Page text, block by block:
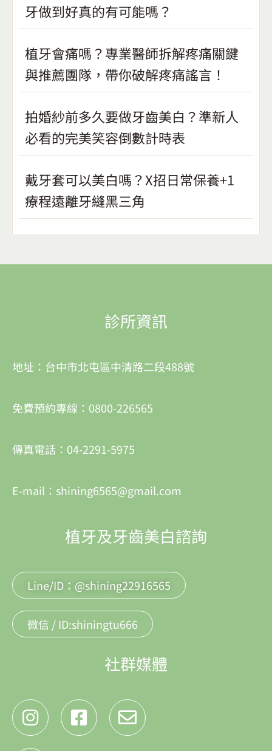
牙做到好真的有可能嗎？
植牙會痛嗎？專業醫師拆解疼痛關鍵
與推薦團隊，帶你破解疼痛謠言！
拍婚紗前多久要做牙齒美白？準新人
必看的完美笑容倒數計時表
戴牙套可以美白嗎？X招日常保養+1
療程遠離牙縫黑三角
診所資訊
地址：台中市北屯區中清路二段488號
免費預約專線：0800-226565
傳真電話：04-2291-5975
E-mail：shining6565@gmail.com
植牙及牙齒美白諮詢
Line/ID：@shining22916565
微信 / ID:shiningtu666
社群媒體